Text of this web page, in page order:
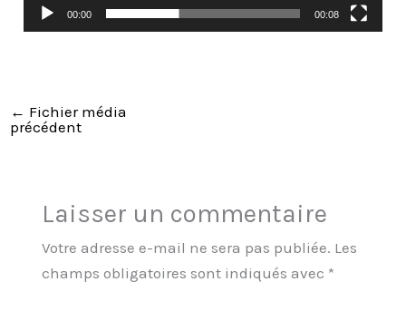
00:00 00:08
← Fichier média
précédent
Laisser un commentaire
Votre adresse e-mail ne sera pas publiée. Les
champs obligatoires sont indiqués avec *